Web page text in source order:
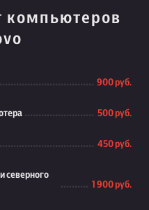
компьютеров
900 руб.
500 руб.
450 руб.
северного
1 900 руб.